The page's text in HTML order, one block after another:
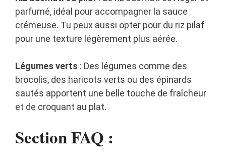
parfumé, idéal pour accompagner la sauce
crémeuse. Tu peux aussi opter pour du riz pilaf
pour une texture légèrement plus aérée.
Légumes verts : Des légumes comme des
brocolis, des haricots verts ou des épinards
sautés apportent une belle touche de fraîcheur
et de croquant au plat.
Section FAQ :